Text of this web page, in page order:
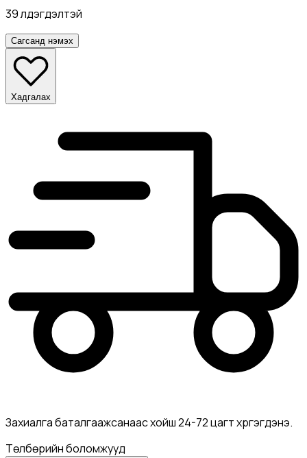
39 үлдэгдэлтэй
Сагсанд нэмэх
Хадгалах
Захиалга баталгаажсанаас хойш 24-72 цагт хүргэгдэнэ.
Төлбөрийн боломжууд